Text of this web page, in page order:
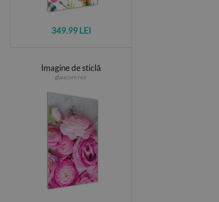
349.99 LEI
Imagine de sticlă
glaucom roz